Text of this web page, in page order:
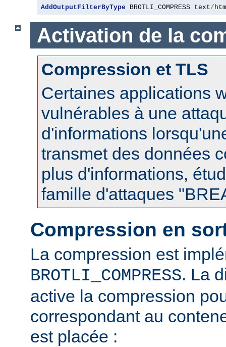
AddOutputFilterByType BROTLI_COMPRESS text/
Activation de la
Compression et TLS
Certaines applications
vulnérables à une
d'informations
transmet des données
plus d'informations,
famille d'attaques
Compression en
La compression est
BROTLI_COMPRESS. La
active la compression
correspondant au
est placée :